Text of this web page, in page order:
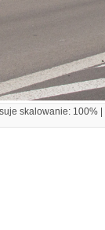
skalowanie: 100%